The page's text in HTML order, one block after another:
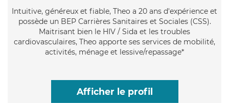
Intuitive, généreux et fiable, Theo a 20 ans d'expérience et
possède un BEP Carrières Sanitaires et Sociales (CSS).
Maitrisant bien le HIV / Sida et les troubles
cardiovasculaires, Theo apporte ses services de mobilité,
activités, ménage et lessive/repassage*
Afficher le profil